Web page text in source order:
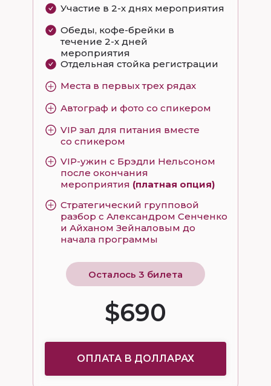
Участие в 2-х днях мероприятия
Обеды, кофе-брейки в
течение 2-х дней
мероприятия
Отдельная стойка регистрации
Места в первых трех рядах
Автограф и фото со спикером
VIP зал для питания вместе
со спикером
VIP-ужин с Брэдли Нельсоном
после окончания
мероприятия (платная опция)
Стратегический групповой
разбор с Александром Сенченко
и Айханом Зейналовым до
начала программы
ОПЛАТА В ДОЛЛАРАХ
Осталось 3 билета
$690